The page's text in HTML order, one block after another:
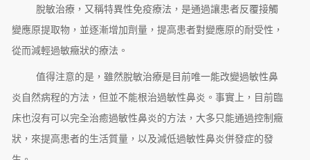
脫敏治療，又稱特異性免疫療法，是通過讓患者反覆接觸
變應原提取物，並逐漸增加劑量，提高患者對變應原的耐受性，
從而減輕過敏癥狀的療法。
值得注意的是，雖然脫敏治療是目前唯一能改變過敏性鼻
炎自然病程的方法，但並不能根治過敏性鼻炎。事實上，目前臨
床也沒有可以完全治癒過敏性鼻炎的方法，大多只能通過控制癥
狀，來提高患者的生活質量，以及減低過敏性鼻炎併發症的發